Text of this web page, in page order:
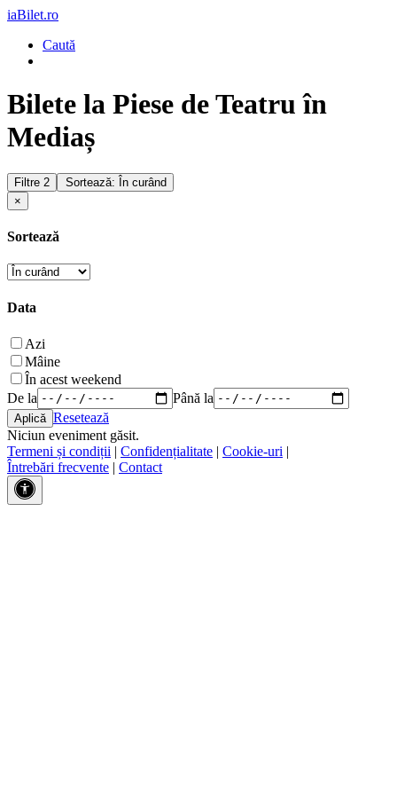
iaBilet.ro
Caută
Bilete la Piese de Teatru în
Mediaș
Filtre 2
Sortează: În curând
×
Sortează
Data
Azi
Mâine
În acest weekend
De la
Până la
Resetează
Niciun eveniment găsit.
Termeni și condiții | Confidențialitate | Cookie-uri |
Întrebări frecvente | Contact